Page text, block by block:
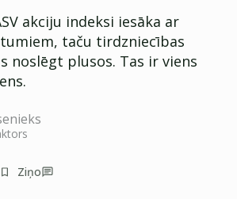
akciju indeksi iesāka ar
taču tirdzniecības
noslēgt plusos. Tas ir viens
Ziņo